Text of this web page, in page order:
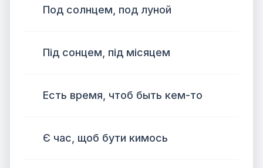
Под солнцем, под луной
Під сонцем, під місяцем
Есть время, чтоб быть кем-то
Є час, щоб бути кимось